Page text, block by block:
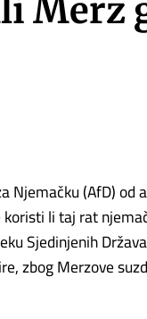
Merz
Njemačku (AfD) od
li taj rat
Sjedinjenih
zbog Merzove